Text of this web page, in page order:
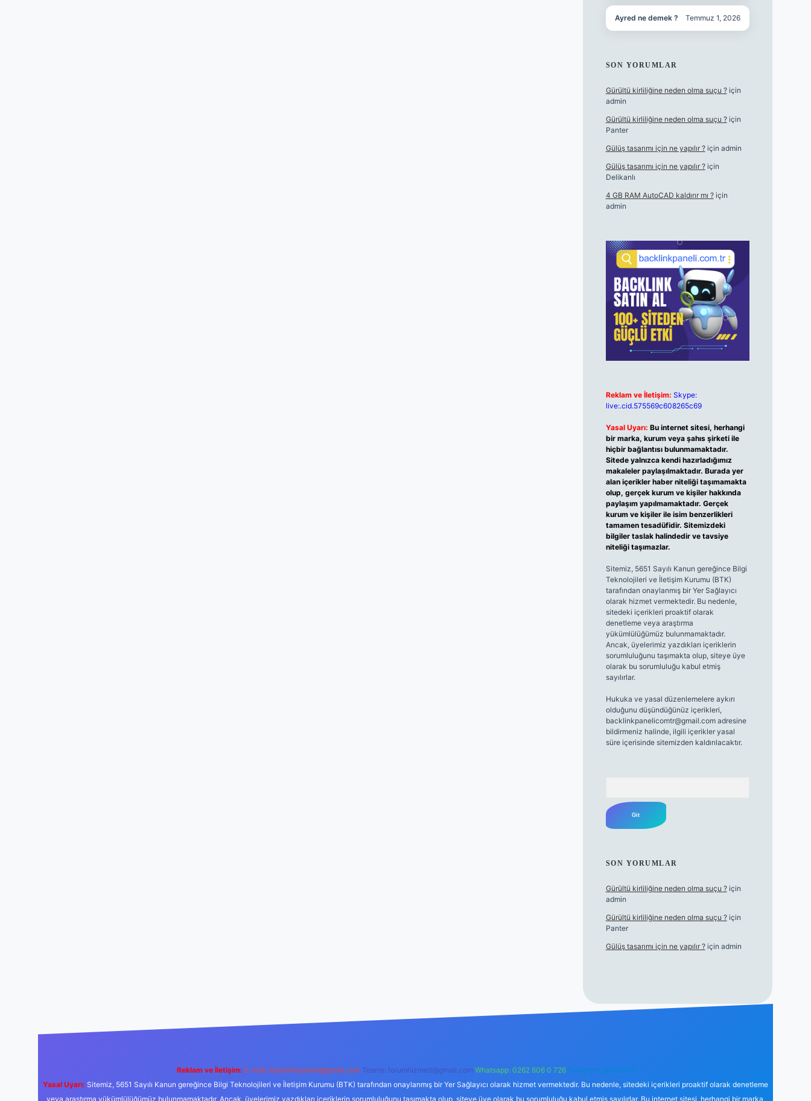
Ayred ne demek ? Temmuz 1, 2026
SON YORUMLAR
Gürültü kirliliğine neden olma suçu ?için
admin
Gürültü kirliliğine neden olma suçu ?için
Panter
Gülüş tasarımı için ne yapılır ?için admin
Gülüş tasarımı için ne yapılır ?için
Delikanlı
4 GB RAM AutoCAD kaldırır mı ?için
admin
Reklam ve İletişim: Skype:
live:.cid.575569c608265c69
Yasal Uyarı: Bu internet sitesi, herhangi
bir marka, kurum veya şahıs şirketi ile
hiçbir bağlantısı bulunmamaktadır.
Sitede yalnızca kendi hazırladığımız
makaleler paylaşılmaktadır. Burada yer
alan içerikler haber niteliği taşımamakta
olup, gerçek kurum ve kişiler hakkında
paylaşım yapılmamaktadır. Gerçek
kurum ve kişiler ile isim benzerlikleri
tamamen tesadüfidir. Sitemizdeki
bilgiler taslak halindedir ve tavsiye
niteliği taşımazlar.
Sitemiz, 5651 Sayılı Kanun gereğince Bilgi
Teknolojileri ve İletişim Kurumu (BTK)
tarafından onaylanmış bir Yer Sağlayıcı
olarak hizmet vermektedir. Bu nedenle,
sitedeki içerikleri proaktif olarak
denetleme veya araştırma
yükümlülüğümüz bulunmamaktadır.
Ancak, üyelerimiz yazdıkları içeriklerin
sorumluluğunu taşımakta olup, siteye üye
olarak bu sorumluluğu kabul etmiş
sayılırlar.
Hukuka ve yasal düzenlemelere aykırı
olduğunu düşündüğünüz içerikleri,
backlinkpanelicomtr@gmail.comadresine
bildirmeniz halinde, ilgili içerikler yasal
süre içerisinde sitemizden kaldırılacaktır.
SON YORUMLAR
Gürültü kirliliğine neden olma suçu ?için
admin
Gürültü kirliliğine neden olma suçu ?için
Panter
Gülüş tasarımı için ne yapılır ?için admin
Reklam ve İletişim: E-mail: backlinkpaneli@gmail.com Teams: forumhizmeti@gmail.com Whatsapp: 0262 606 0 726 Telegram: @karabul
Yasal Uyarı: Sitemiz, 5651 Sayılı Kanun gereğince Bilgi Teknolojileri ve İletişim Kurumu (BTK) tarafından onaylanmış bir Yer Sağlayıcı olarak hizmet vermektedir. Bu nedenle, sitedeki içerikleri proaktif olarak denetleme
veya araştırma yükümlülüğümüz bulunmamaktadır. Ancak, üyelerimiz yazdıkları içeriklerin sorumluluğunu taşımakta olup, siteye üye olarak bu sorumluluğu kabul etmiş sayılırlar. Bu internet sitesi, herhangi bir marka,